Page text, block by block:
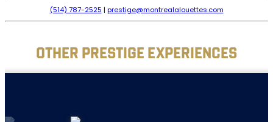
(514) 787-2525 | prestige@montrealalouettes.com
OTHER PRESTIGE EXPERIENCES